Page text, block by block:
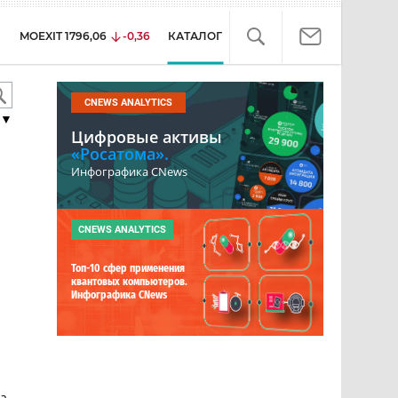
MOEXIT 1796,06 -0,36 КАТАЛОГ
CNEWS ANALYTICS
Цифровые активы
«Росатома».
Инфографика CNews
CNEWS ANALYTICS
Топ-10 сфер применения
квантовых компьютеров.
Инфографика CNews